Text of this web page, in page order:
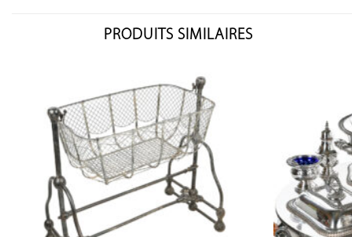
PRODUITS SIMILAIRES